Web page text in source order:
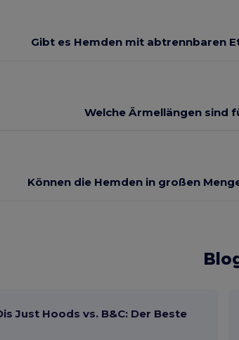
Gibt es Hemden mit abtrennbaren
Welche Ärmellängen sind
Können die Hemden in großen
Just Hoods vs. B&C: Der Beste